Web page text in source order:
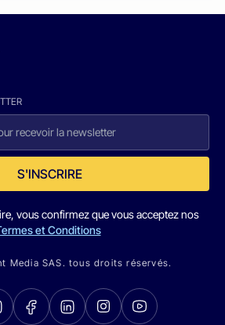
S'INSCRIRE
vous confirmez que vous acceptez nos
et Conditions
Media SAS. tous droits réservés.